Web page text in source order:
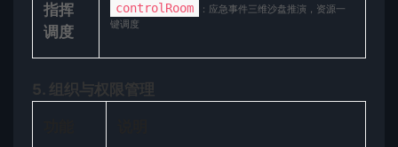
​指挥
调度​
controlRoom
：应急事件三维沙盘推演，资源一
键调度
​5. 组织与权限管理​